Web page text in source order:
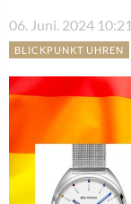
06. Juni. 2024 10:21
BLICKPUNKT UHREN